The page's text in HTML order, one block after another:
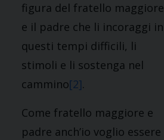
figura del fratello maggiore
e il padre che li incoraggi in
questi tempi difficili, li
stimoli e li sostenga nel
cammino[2].
Come fratello maggiore e
padre anch’io voglio essere